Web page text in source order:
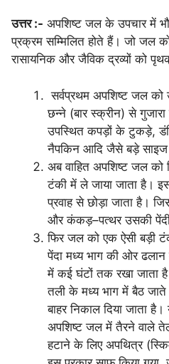
उत्तर :- अपशिष्ट जल के उपचार में
प्रक्रम सम्मिलित होते हैं। जो जल
रासायनिक और जैविक द्रव्यों को
सर्वप्रथम अपशिष्ट जल को
छन्ने (बार स्क्रीन) से
उपस्थित कपड़ों के टुकड़े,
नैपकिन आदि जैसे बड़े
अब वाहित अपशिष्ट जल
टंकी में ले जाया जाता है।
प्रवाह से छोड़ा जाता है।
और कंकड़–पत्थर उसकी
फिर जल को एक ऐसी बड़ी
पेंदा मध्य भाग की ओर
में कई घंटों तक रखा जाता
तली के मध्य भाग में बैठ
बाहर निकाल दिया जाता
अपशिष्ट जल में तैरने वाले
हटाने के लिए अपथित्र